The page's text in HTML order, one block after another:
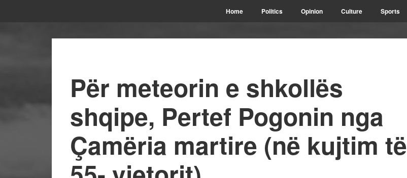
Home Politics Opinion Culture Sports
Për meteorin e shkollës
shqipe, Pertef Pogonin nga
Çamëria martire (në kujtim të